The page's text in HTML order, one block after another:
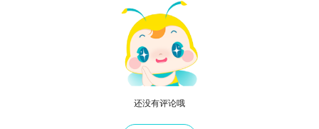
还没有评论哦